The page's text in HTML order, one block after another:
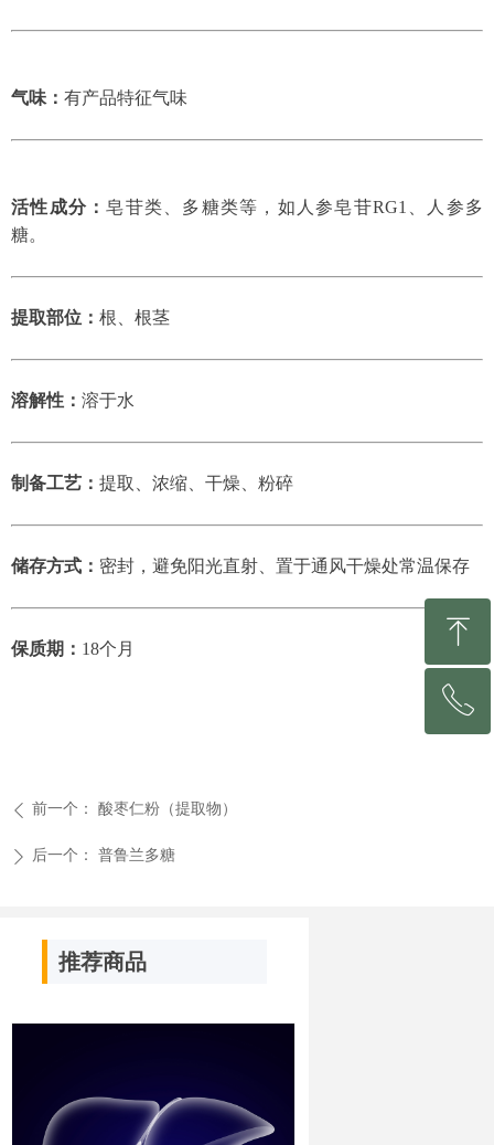
ꄴ 前一个： 酸枣仁粉（提取物）
ꄲ 后一个： 普鲁兰多糖
气味： 有产品特征气味
活性成分：皂苷类、多糖类等，如人参皂苷RG1、人参多
糖。
提取部位： 根、根茎
溶解性： 溶于水
制备工艺： 提取、浓缩、干燥、粉碎
储存方式： 密封，避免阳光直射、置于通风干燥处常温保存
保质期： 18个月
推荐商品
ꁸ
回到顶部
ꂅ